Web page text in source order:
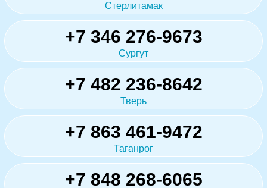
Стерлитамак
+7 346 276-9673
Сургут
+7 482 236-8642
Тверь
+7 863 461-9472
Таганрог
+7 848 268-6065